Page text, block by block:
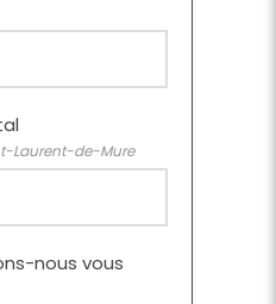
Laurent-de-Mure
nous vous